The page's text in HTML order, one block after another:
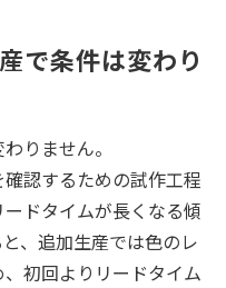
で条件は変わり
りません。
認するための試作工程
ドタイムが長くなる傾
、追加生産では色のレ
初回よりリードタイム